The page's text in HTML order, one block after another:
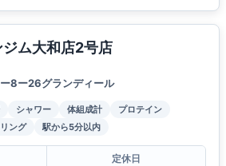
ム大和店2号店
8ー26グランディール
シャワー 体組成計
プロテイン
ング 駅から5分以内
定休日